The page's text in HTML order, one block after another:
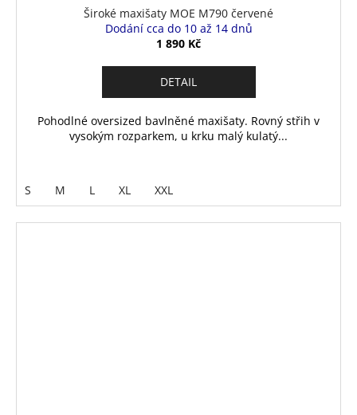
Široké maxišaty MOE M790 červené
Dodání cca do 10 až 14 dnů
1 890 Kč
DETAIL
Pohodlné oversized bavlněné maxišaty. Rovný střih v
vysokým rozparkem, u krku malý kulatý...
S M L XL XXL